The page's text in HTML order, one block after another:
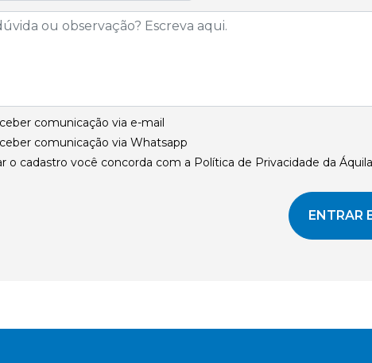
comunicação via e-mail
comunicação via Whatsapp
o cadastro você concorda com a Política de Privacidade da
ENTRAR